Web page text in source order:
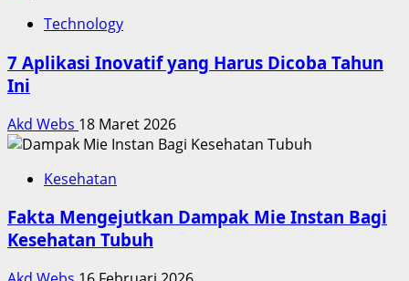
Technology
7 Aplikasi Inovatif yang Harus Dicoba Tahun
Ini
Akd Webs 18 Maret 2026
Kesehatan
Fakta Mengejutkan Dampak Mie Instan Bagi
Kesehatan Tubuh